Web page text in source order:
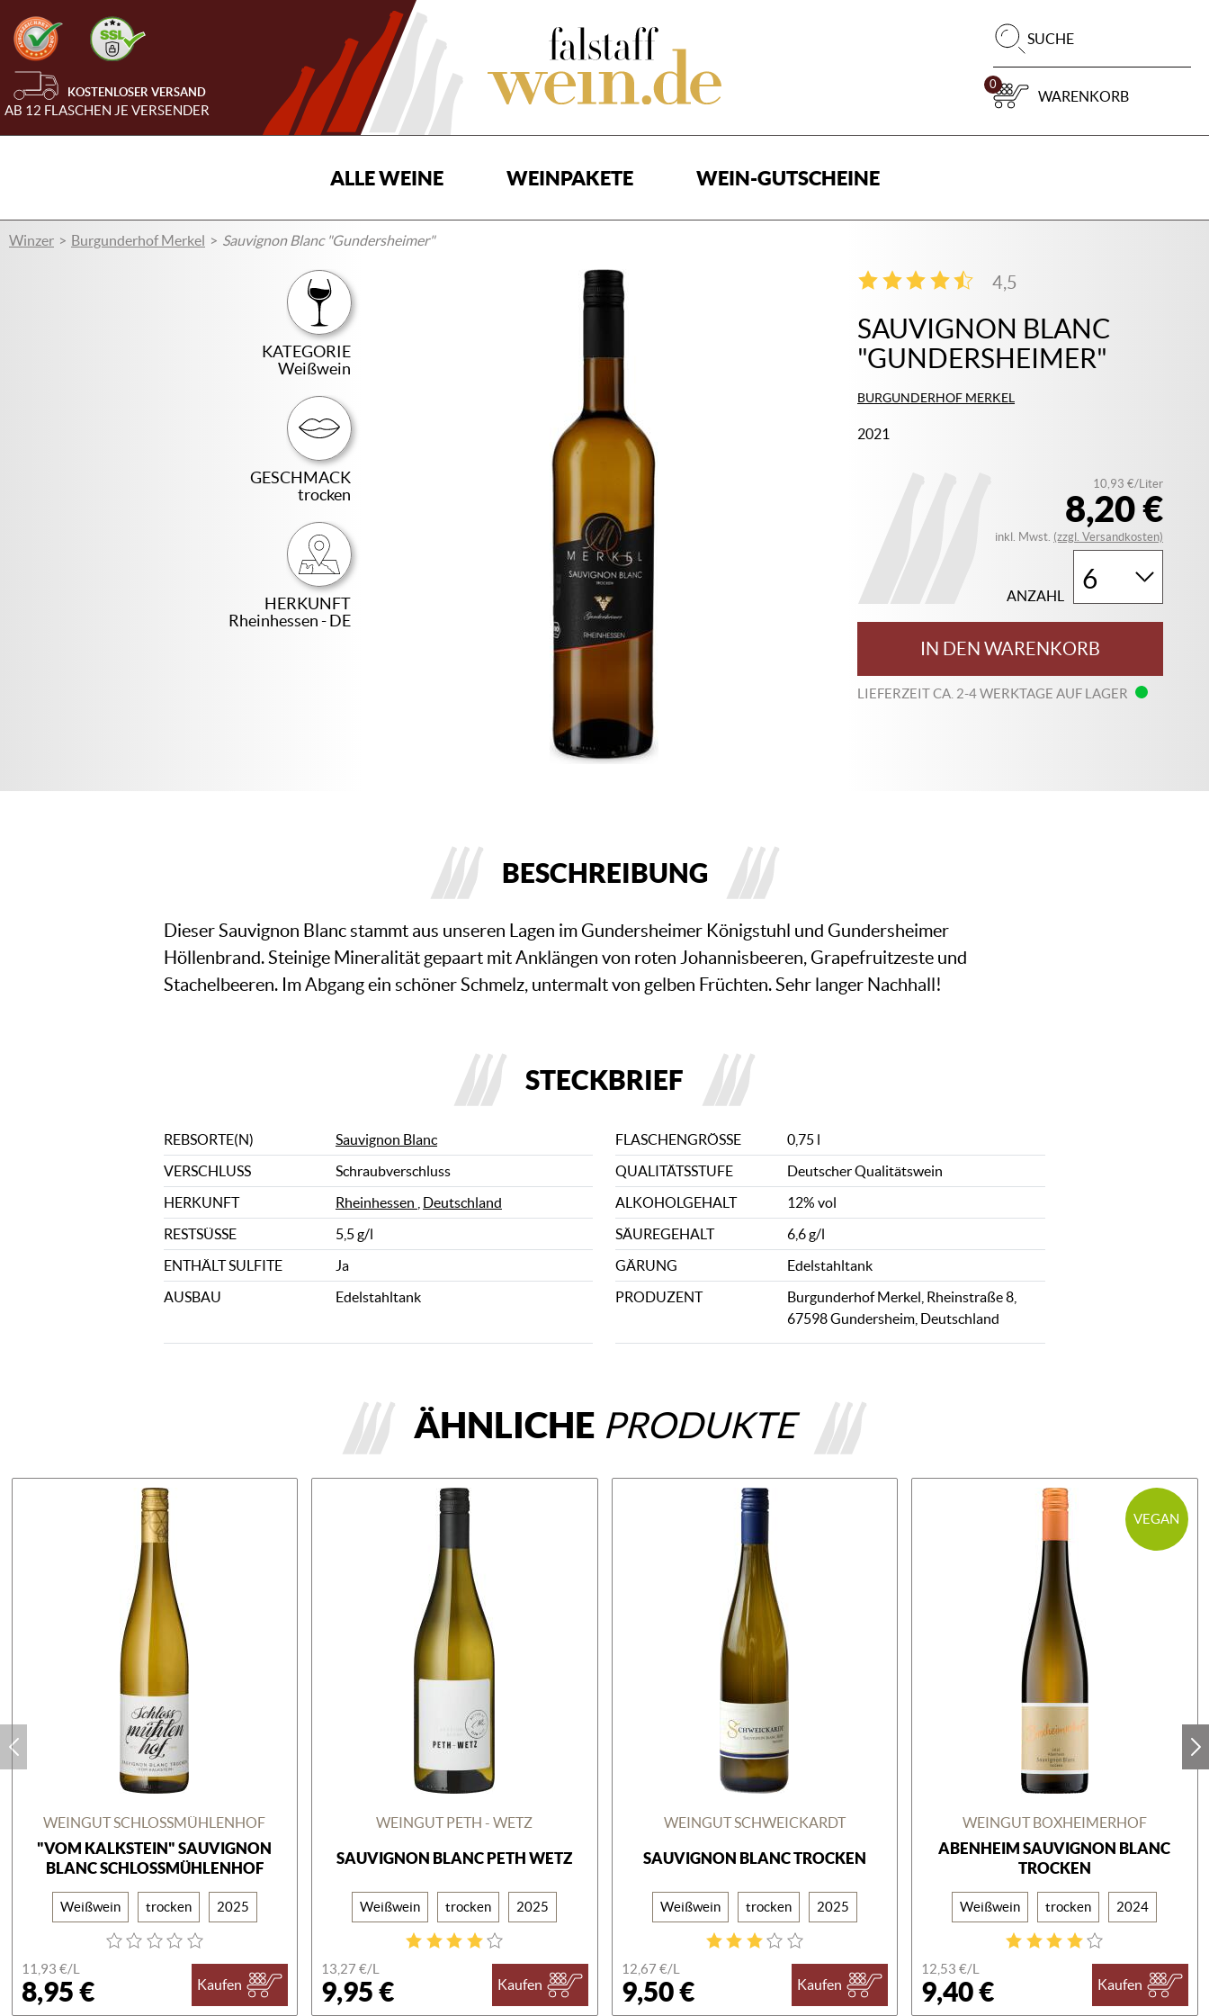
KOSTENLOSER VERSAND
AB 12 FLASCHEN JE VERSENDER
SUCHE
0
WARENKORB
ALLE WEINE WEINPAKETE WEIN-GUTSCHEINE
Winzer Burgunderhof Merkel Sauvignon Blanc "Gundersheimer"
KATEGORIE
Weißwein
GESCHMACK
trocken
HERKUNFT
Rheinhessen - DE
SAUVIGNON BLANC
"GUNDERSHEIMER"
BURGUNDERHOF MERKEL
2021
4,5
2
8,20 €
10,93 €/Liter
inkl. Mwst. (zzgl. Versandkosten)
ANZAHL
IN DEN WARENKORB
LIEFERZEIT CA. 2-4 WERKTAGE AUF LAGER
BESCHREIBUNG
Dieser Sauvignon Blanc stammt aus unseren Lagen im Gundersheimer Königstuhl und Gundersheimer
Höllenbrand. Steinige Mineralität gepaart mit Anklängen von roten Johannisbeeren, Grapefruitzeste und
Stachelbeeren. Im Abgang ein schöner Schmelz, untermalt von gelben Früchten. Sehr langer Nachhall!
STECKBRIEF
REBSORTE(N) Sauvignon Blanc FLASCHENGRÖSSE
0,75 l
VERSCHLUSS
Schraubverschluss QUALITÄTSSTUFE
Deutscher Qualitätswein
HERKUNFT
Rheinhessen Deutschland ALKOHOLGEHALT
12% vol
RESTSÜSSE
5,5 g/l SÄUREGEHALT
6,6 g/l
ENTHÄLT SULFITE
Ja GÄRUNG
Edelstahltank
AUSBAU
Edelstahltank PRODUZENT
Burgunderhof Merkel, Rheinstraße 8,
67598 Gundersheim, Deutschland
ÄHNLICHE PRODUKTE
WEINGUT SCHLOSSMÜHLENHOF
"VOM KALKSTEIN" SAUVIGNON
BLANC SCHLOSSMÜHLENHOF
Weißwein trocken 2025
11,93 €/L
8,95 € Kaufen
WEINGUT PETH - WETZ
SAUVIGNON BLANC PETH WETZ
Weißwein trocken 2025
13,27 €/L
9,95 € Kaufen
WEINGUT SCHWEICKARDT
SAUVIGNON BLANC TROCKEN
Weißwein trocken 2025
12,67 €/L
9,50 € Kaufen
VEGAN
WEINGUT BOXHEIMERHOF
ABENHEIM SAUVIGNON BLANC
TROCKEN
Weißwein trocken 2024
12,53 €/L
9,40 € Kaufen